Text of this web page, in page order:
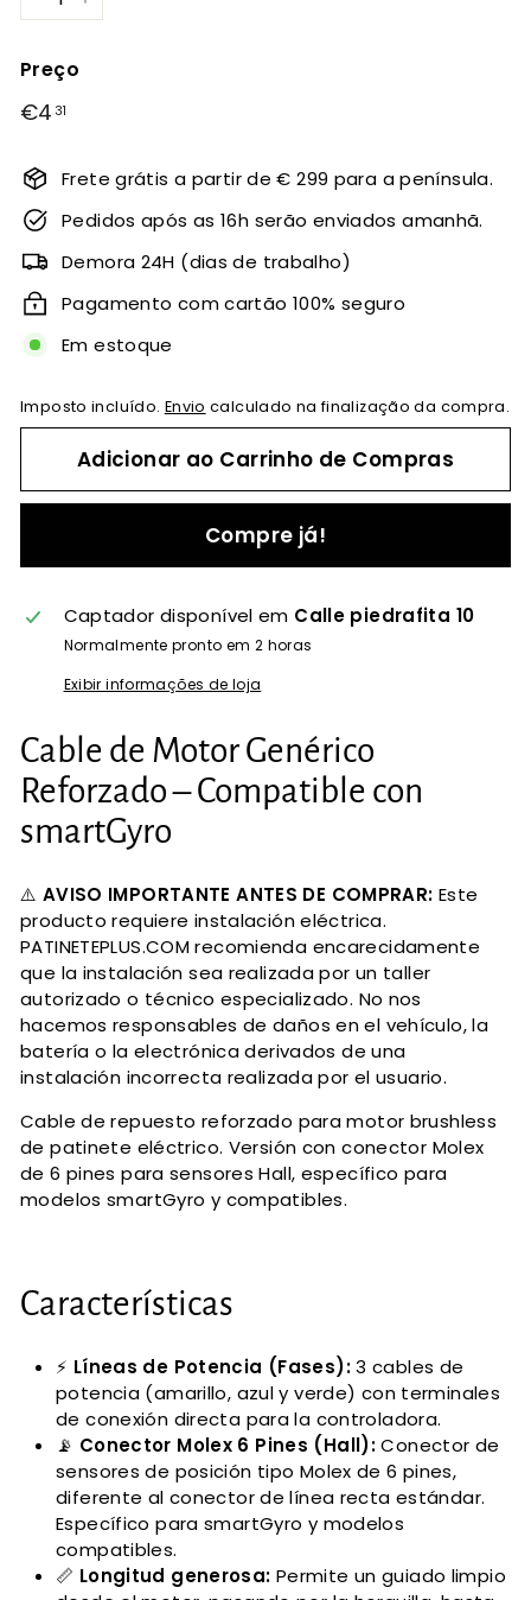
− +
Preço
Preço
€4 31
Frete grátis a partir de € 299 para a península.
Pedidos após as 16h serão enviados amanhã.
Demora 24H (dias de trabalho)
Pagamento com cartão 100% seguro
Em estoque
Imposto incluído. Envio calculado na finalização da compra.
Adicionar ao Carrinho de Compras
Compre já!
Captador disponível em Calle piedrafita 10
Normalmente pronto em 2 horas
Exibir informações de loja
Cable de Motor Genérico
Reforzado – Compatible con
smartGyro
⚠️ AVISO IMPORTANTE ANTES DE COMPRAR: Este
producto requiere instalación eléctrica.
PATINETEPLUS.COM recomienda encarecidamente
que la instalación sea realizada por un taller
autorizado o técnico especializado. No nos
hacemos responsables de daños en el vehículo, la
batería o la electrónica derivados de una
instalación incorrecta realizada por el usuario.
Cable de repuesto reforzado para motor brushless
de patinete eléctrico. Versión con conector Molex
de 6 pines para sensores Hall, específico para
modelos smartGyro y compatibles.
Características
⚡ Líneas de Potencia (Fases):3 cables de
potencia (amarillo, azul y verde) con terminales
de conexión directa para la controladora.
📡 Conector Molex 6 Pines (Hall):Conector de
sensores de posición tipo Molex de 6 pines,
diferente al conector de línea recta estándar.
Específico para smartGyro y modelos
compatibles.
📏 Longitud generosa: Permite un guiado limpio